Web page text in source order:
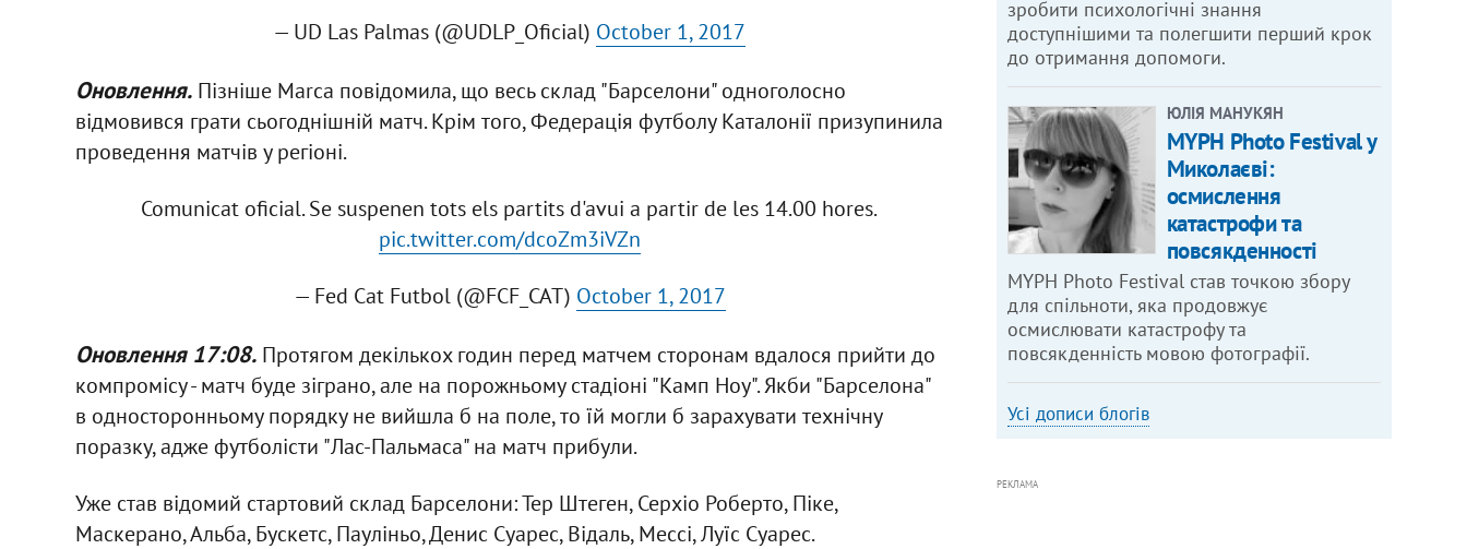
— UD Las Palmas (@UDLP_Oficial) October 1, 2017
Оновлення.Пізніше Marca повідомила, що весь склад "Барселони" одноголосно
відмовився грати сьогоднішній матч. Крім того, Федерація футболу Каталонії призупинила
проведення матчів у регіоні.
Comunicat oficial. Se suspenen tots els partits d'avui a partir de les 14.00 hores.
pic.twitter.com/dcoZm3iVZn
— Fed Cat Futbol (@FCF_CAT) October 1, 2017
Оновлення 17:08.Протягом декількох годин перед матчем сторонам вдалося прийти до
компромісу - матч буде зіграно, але на порожньому стадіоні "Камп Ноу". Якби "Барселона"
в односторонньому порядку не вийшла б на поле, то їй могли б зарахувати технічну
поразку, адже футболісти "Лас-Пальмаса" на матч прибули.
Уже став відомий стартовий склад Барселони: Тер Штеген, Серхіо Роберто, Піке,
Маскерано, Альба, Бускетс, Пауліньо, Денис Суарес, Відаль, Мессі, Луїс Суарес.
зробити психологічні знання
доступнішими та полегшити перший крок
до отримання допомоги.
ЮЛІЯ МАНУКЯН
MYPH Photo Festival у
Миколаєві:
осмислення
катастрофи та
повсякденності
MYPH Photo Festival став точкою збору
для спільноти, яка продовжує
осмислювати катастрофу та
повсякденність мовою фотографії.
Усі дописи блогів
РЕКЛАМА